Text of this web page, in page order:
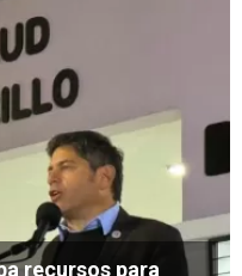
recursos para